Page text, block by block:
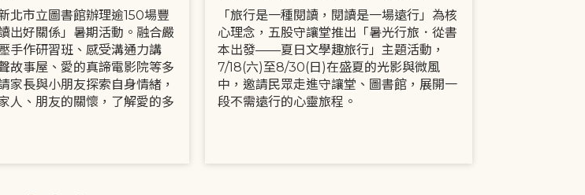
北市立圖書館辦理逾150場豐
出好關係」暑期活動。融合嚴
手作研習班、感受溝通力講
故事屋、愛的真諦電影院等多
家長與小朋友探索自身情緒，
人、朋友的關懷，了解愛的多
活動
「旅行是一種閱讀，閱讀是一場遠行」為核
心理念，五股守讓堂推出「暑光行旅．從書
本出發——夏日文學趣旅行」主題活動，
7/18(六)至8/30(日)在盛夏的光影與微風
中，邀請民眾走進守讓堂、圖書館，展開一
段不需遠行的心靈旅程。